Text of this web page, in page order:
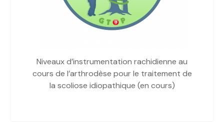
Niveaux d’instrumentation rachidienne au
cours de l’arthrodèse pour le traitement de
la scoliose idiopathique (en cours)